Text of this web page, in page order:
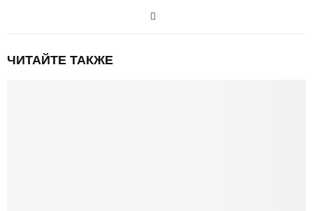
ЧИТАЙТЕ ТАКЖЕ